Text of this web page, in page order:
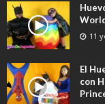
11
El
con